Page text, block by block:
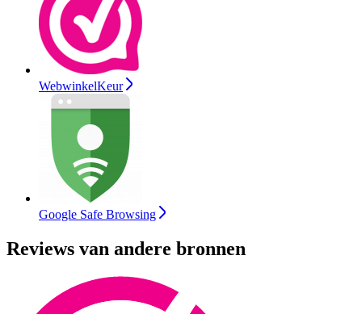
WebwinkelKeur
Google Safe Browsing
Reviews van andere bronnen